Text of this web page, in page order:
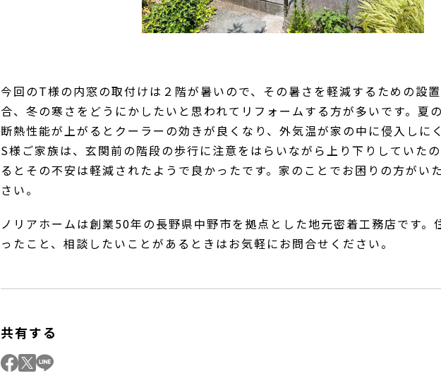
今回のT様の内窓の取付けは２階が暑いので、その暑さを軽減するための設
合、冬の寒さをどうにかしたいと思われてリフォームする方が多いです。夏
断熱性能が上がるとクーラーの効きが良くなり、外気温が家の中に侵入しに
S様ご家族は、玄関前の階段の歩行に注意をはらいながら上り下りしていた
るとその不安は軽減されたようで良かったです。家のことでお困りの方がい
さい。
ノリアホームは創業50年の長野県中野市を拠点とした地元密着工務店です。
ったこと、相談したいことがあるときはお気軽にお問合せください。
共有する